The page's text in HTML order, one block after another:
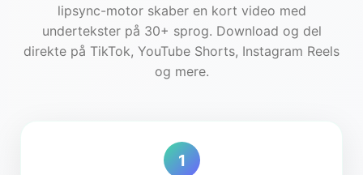
lipsync-motor skaber en kort video med
undertekster på 30+ sprog. Download og del
direkte på TikTok, YouTube Shorts, Instagram Reels
og mere.
1